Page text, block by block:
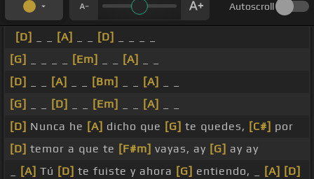
Autoscroll
[D] [A] [D]
[G]
[Em] [A]
[D]
[A] [Bm] [A]
[G]
[D] [Em] [A]
[D] Nunca he [A] dicho que [G] te quedes, [C#] por
[D] temor a que te [F#m] vayas, ay [G] ay ay
[A] Tú [D] te fuiste y ahora [G] entiendo, _ [A] [D]